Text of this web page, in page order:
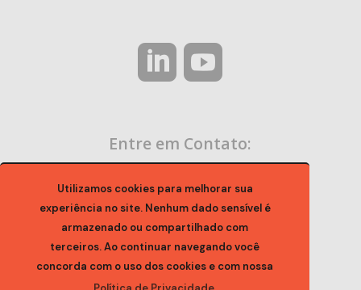
Utilizamos cookies para melhorar sua
experiência no site. Nenhum dado sensível é
armazenado ou compartilhado com
terceiros. Ao continuar navegando você
concorda com o uso dos cookies e com nossa
Entre em Contato:
contato@ocaa.org.br